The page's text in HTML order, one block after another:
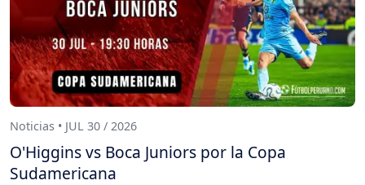
Noticias • JUL 30 / 2026
O'Higgins vs Boca Juniors por la Copa
Sudamericana